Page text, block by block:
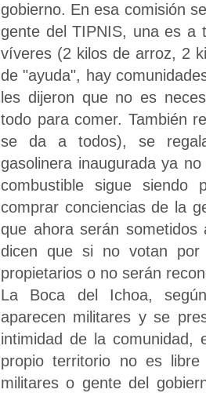
gobierno. En esa comisión
gente del TIPNIS, una es a
víveres (2 kilos de arroz, 2
de "ayuda", hay
les dijeron que no es
todo para comer. También
se da a todos), se
gasolinera inaugurada ya
combustible sigue siendo
comprar conciencias de la
que ahora serán
dicen que si no votan
propietarios o no serán
La Boca del Ichoa,
aparecen militares y se
intimidad de la
propio territorio no es
militares o gente del